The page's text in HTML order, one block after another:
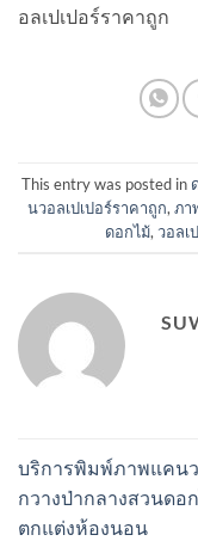
อลเปเปอร์ราคาถูก
This entry was posted in
นวอลเปเปอร์ราคาถูก, ภา
ดอกไม้, วอลเ
บริการพิมพ์ภาพแคน
กวางป่ากลางสวนดอ
ตกแต่งห้องนอน